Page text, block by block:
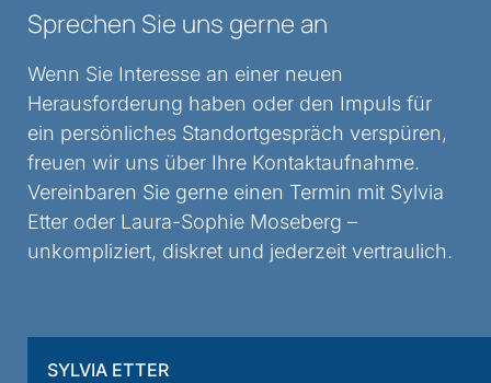
Sprechen Sie uns gerne an
Wenn Sie Interesse an einer neuen
Herausforderung haben oder den Impuls für
ein persönliches Standortgespräch verspüren,
freuen wir uns über Ihre Kontaktaufnahme.
Vereinbaren Sie gerne einen Termin mit Sylvia
Etter oder Laura-Sophie Moseberg –
unkompliziert, diskret und jederzeit vertraulich.
SYLVIA ETTER